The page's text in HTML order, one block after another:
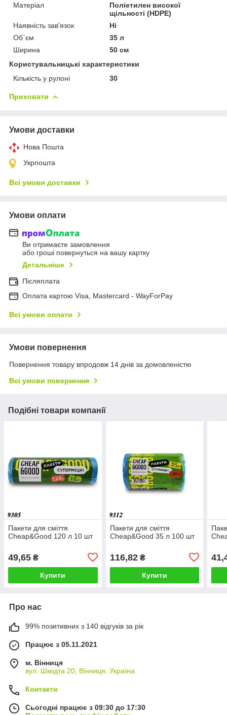
Матеріал
Поліетилен високої
щільності (HDPE)
Наявність зав'язок
Ні
Об`єм
35 л
Ширина
50 см
Користувальницькі характеристики
Кількість у рулоні
30
Приховати
Умови доставки
Нова Пошта
Укрпошта
Всі умови доставки
Умови оплати
Ви отримаєте замовлення
або гроші повернуться на вашу картку
Детальніше
Післяплата
Оплата картою Visa, Mastercard - WayForPay
Всі умови оплати
Умови повернення
Повернення товару впродовж 14 днів за домовленістю
Всі умови повернення
Подібні товари компанії
Пакети для сміття
Cheap&Good 120 л 10 шт
49,65 ₴
Купити
Пакети для сміття
Cheap&Good 35 л 100 шт
116,82₴
Купити
Про нас
99% позитивних з 140 відгуків за рік
Працює з 05.11.2021
м. Вінниця
вул. Шмідта 20, Вінниця, Україна
Контакти
Сьогодні працює з 09:30 до 17:30